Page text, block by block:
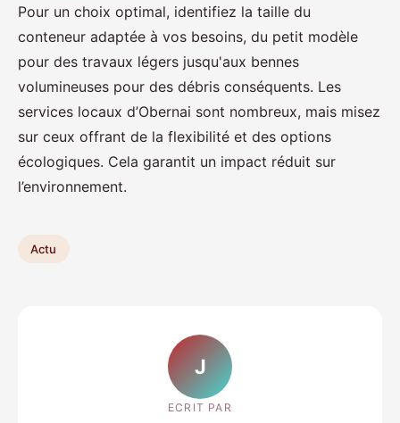
Pour un choix optimal, identifiez la taille du
conteneur adaptée à vos besoins, du petit modèle
pour des travaux légers jusqu'aux bennes
volumineuses pour des débris conséquents. Les
services locaux d’Obernai sont nombreux, mais misez
sur ceux offrant de la flexibilité et des options
écologiques. Cela garantit un impact réduit sur
l’environnement.
Actu
J
ECRIT PAR